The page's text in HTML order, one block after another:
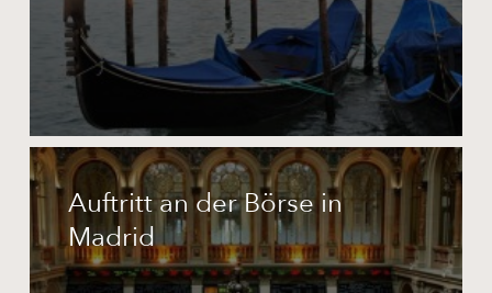
Auftritt
an
Börse
in
Auftritt an der Börse in
Madrid